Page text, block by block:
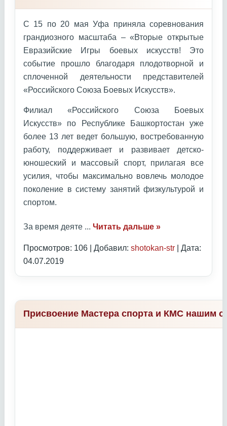
С 15 по 20 мая Уфа приняла соревнования
грандиозного масштаба – «Вторые открытые
Евразийские Игры боевых искусств! Это
событие прошло благодаря плодотворной и
сплоченной деятельности представителей
«Российского Союза Боевых Искусств».
Филиал «Российского Союза Боевых
Искусств» по Республике Башкортостан уже
более 13 лет ведет большую, востребованную
работу, поддерживает и развивает детско-
юношеский и массовый спорт, прилагая все
усилия, чтобы максимально вовлечь молодое
поколение в систему занятий физкультурой и
спортом.
За время деяте ... Читать дальше »
Просмотров: 106 | Добавил: shotokan-str | Дата:
04.07.2019
Присвоение Мастера спорта и КМС нашим